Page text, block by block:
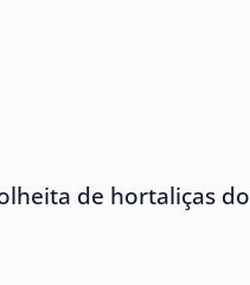
de hortaliças do